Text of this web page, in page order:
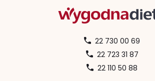
22 730 00 69
22 723 31 87
22 110 50 88